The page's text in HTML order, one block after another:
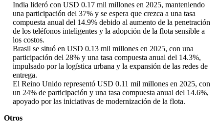
India lideró con USD 0.17 mil millones en 2025, manteniendo
una participación del 37% y se espera que crezca a una tasa
compuesta anual del 14.9% debido al aumento de la penetración
de los teléfonos inteligentes y la adopción de la flota sensible a
los costos.
Brasil se situó en USD 0.13 mil millones en 2025, con una
participación del 28% y una tasa compuesta anual del 14.3%,
impulsado por la logística urbana y la expansión de las redes de
entrega.
El Reino Unido representó USD 0.11 mil millones en 2025, con
un 24% de participación y una tasa compuesta anual del 14.6%,
apoyado por las iniciativas de modernización de la flota.
Otros